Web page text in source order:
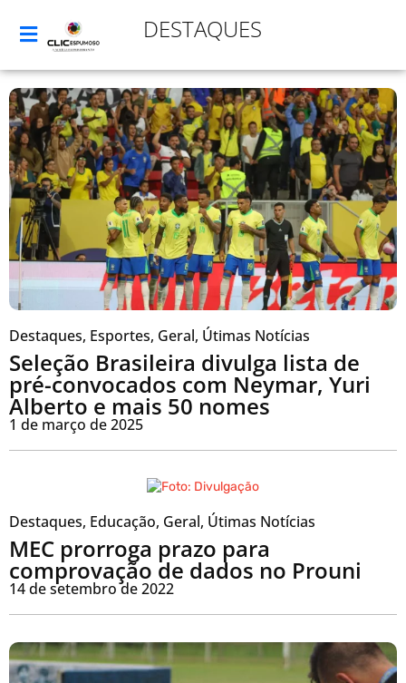
DESTAQUES
Destaques, Esportes, Geral, Útimas Notícias
Seleção Brasileira divulga lista de
pré-convocados com Neymar, Yuri
Alberto e mais 50 nomes
1 de março de 2025
Destaques, Educação, Geral, Útimas Notícias
MEC prorroga prazo para
comprovação de dados no Prouni
14 de setembro de 2022